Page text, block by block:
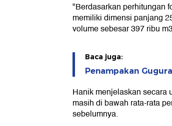
"Berdasarkan perhitungan
memiliki dimensi panjang
volume sebesar 397 ribu
Baca juga:
Penampakan
Hanik menjelaskan secara
masih di bawah rata-rata
sebelumnya.